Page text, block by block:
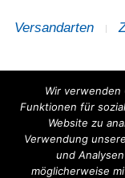
Versandarten
Wir verwenden
Funktionen für
Website zu
Verwendung
und
möglicherweise